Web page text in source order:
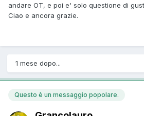
andare OT, e poi e' solo questione di
Ciao e ancora grazie.
1 mese dopo...
Questo è un messaggio popolare.